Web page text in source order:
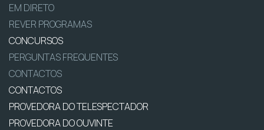
EM DIRETO
REVER PROGRAMAS
CONCURSOS
PERGUNTAS FREQUENTES
CONTACTOS
CONTACTOS
PROVEDORA DO TELESPECTADOR
PROVEDORA DO OUVINTE